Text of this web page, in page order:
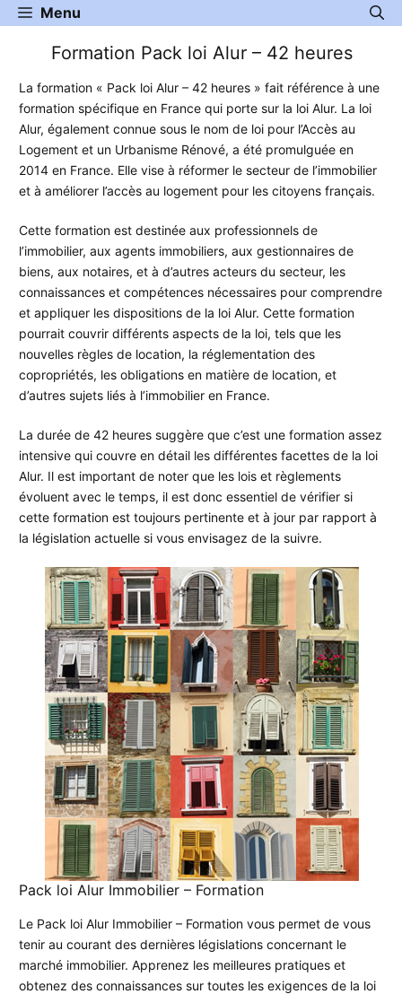
Aller
au
Menu
Formation Pack loi Alur – 42 heures
La formation « Pack loi Alur – 42 heures » fait référence à une
formation spécifique en France qui porte sur la loi Alur. La loi
Alur, également connue sous le nom de loi pour l’Accès au
Logement et un Urbanisme Rénové, a été promulguée en
2014 en France. Elle vise à réformer le secteur de l’immobilier
et à améliorer l’accès au logement pour les citoyens français.
Cette formation est destinée aux professionnels de
l’immobilier, aux agents immobiliers, aux gestionnaires de
biens, aux notaires, et à d’autres acteurs du secteur, les
connaissances et compétences nécessaires pour comprendre
et appliquer les dispositions de la loi Alur. Cette formation
pourrait couvrir différents aspects de la loi, tels que les
nouvelles règles de location, la réglementation des
copropriétés, les obligations en matière de location, et
d’autres sujets liés à l’immobilier en France.
La durée de 42 heures suggère que c’est une formation assez
intensive qui couvre en détail les différentes facettes de la loi
Alur. Il est important de noter que les lois et règlements
évoluent avec le temps, il est donc essentiel de vérifier si
cette formation est toujours pertinente et à jour par rapport à
la législation actuelle si vous envisagez de la suivre.
Pack loi Alur Immobilier – Formation
Le Pack loi Alur Immobilier – Formation vous permet de vous
tenir au courant des dernières législations concernant le
marché immobilier. Apprenez les meilleures pratiques et
obtenez des connaissances sur toutes les exigences de la loi